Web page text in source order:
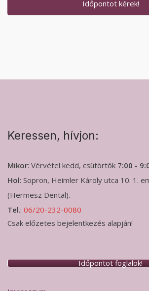
Időpontot kérek!
Keressen, hívjon:
Mikor: Vérvétel kedd, csütörtök 7:00 -
Hol: Sopron, Heimler Károly utca 10. 1.
(Hermesz Dental).
Tel.: 06/20-232-0080
Csak előzetes bejelentkezés alapján!
Időpontot foglalok!